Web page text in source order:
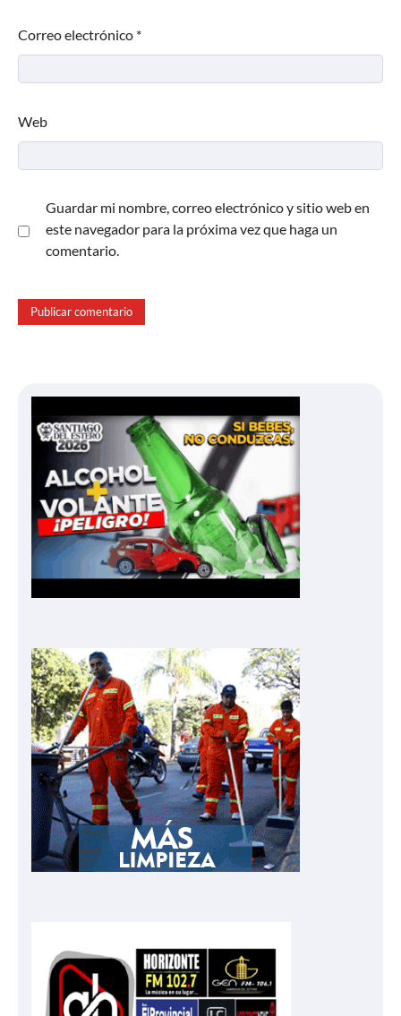
Correo electrónico *
Web
Guardar mi nombre, correo electrónico y sitio web en
este navegador para la próxima vez que haga un
comentario.